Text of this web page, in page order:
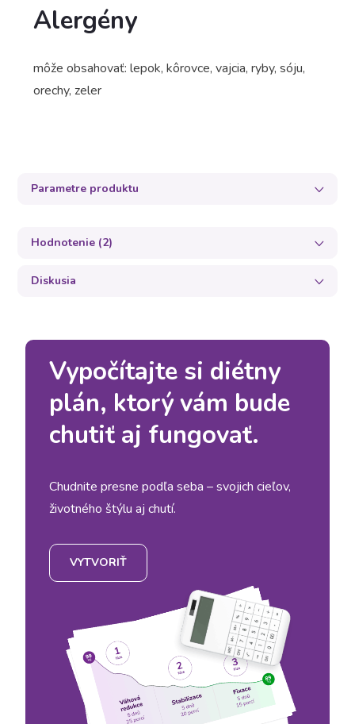
Alergény
môže obsahovať: lepok, kôrovce, vajcia, ryby, sóju,
orechy, zeler
Parametre produktu
Hodnotenie (2)
Diskusia
Vypočítajte si diétny
plán, ktorý vám bude
chutiť aj fungovať.
Chudnite presne podľa seba – svojich cieľov,
životného štýlu aj chutí.
VYTVORIŤ